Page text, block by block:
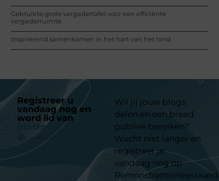
Gebruikte grote vergadertafel voor een efficiënte
vergaderruimte
Inspirerend samenkomen in het hart van het land
Registreer u
vandaag nog en
word lid van
platform
Wil jij jouw blogs
delen en een breed
publiek bereiken?
Wacht niet langer en
registreer je
vandaag nog op